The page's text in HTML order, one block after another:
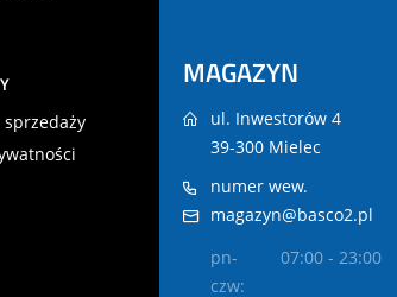
MAGAZYN
ul. Inwestorów 4
39-300 Mielec
numer wew.
magazyn@basco2.pl
pn-
czw:
07:00 - 23:00